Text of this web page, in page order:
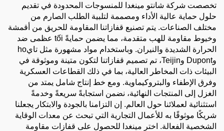
تخصصت شركة شانتو مينغدا للمنسوجات المحدودة في تقديم
حلول حماية عالية الأداء ومصممة لتلبية الطلب الصارم من
مختلف الصناعات. يتم تصنيع قفازاتنا المقاومة للحريق من أقمشة
وخيوط مقاومة للهب متقدمة، مما يضمن حمايةً tối عظمى ضد
الحرارة الشديدة والنيران. وباستخدام مواد مشهورة مثل تايho
وDupont وTeijin، تم تصميم قفازاتنا لتكون متينة وموثوقة في
البيئات ذات المخاطر العالية، بما في ذلك القطاعات العسكرية
وفرق الإطفاء والبتروكيماوية. ومع خط إنتاج شامل يمتد من
الغزل إلى المنتجات النهائية، نضمن استجابةً سريعةً وخدمةً
استثنائية لعملائنا حول العالم. إن التزامنا بالجودة والابتكار يجعلنا
شريكًا موثوقًا به للأعمال التجارية التي تبحث عن معدات الوقاية
الشخصية الفعالة. اختر مينغدا للحصول على قفازات مقاومة